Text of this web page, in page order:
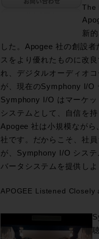
The
新
した。Apogee 社の創設
スをより優れたものに改
れ、デジタルオーディオ
が、現在のSymphony I/O
Symphony I/O はマーケッ
システムとして、自信を
Apogee 社は小規模なが
社です。だからこそ、社
が、Symphony I/O シス
バータシステムを提供し
APOGEE Listened Closely